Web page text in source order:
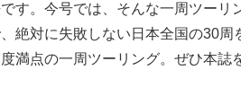
す。今号では、そんな一周ツー
絶対に失敗しない日本全国の30
満点の一周ツーリング。ぜひ本誌